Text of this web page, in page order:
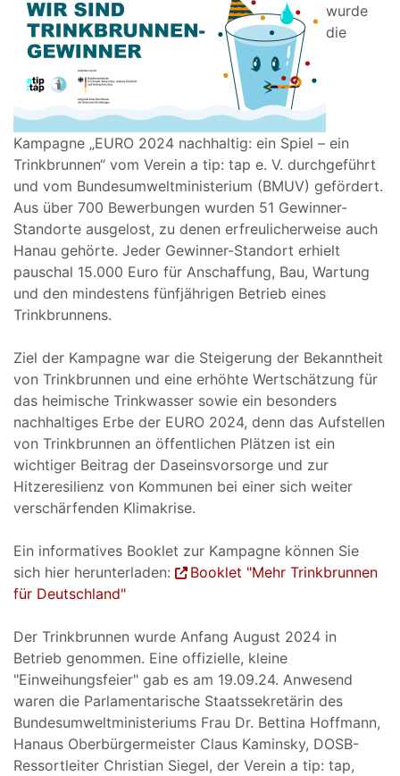
wurde
die
Kampagne „EURO 2024 nachhaltig: ein Spiel – ein
Trinkbrunnen“ vom Verein a tip: tap e. V. durchgeführt
und vom Bundesumweltministerium (BMUV) gefördert.
Aus über 700 Bewerbungen wurden 51 Gewinner-
Standorte ausgelost, zu denen erfreulicherweise auch
Hanau gehörte. Jeder Gewinner-Standort erhielt
pauschal 15.000 Euro für Anschaffung, Bau, Wartung
und den mindestens fünfjährigen Betrieb eines
Trinkbrunnens.
Ziel der Kampagne war die Steigerung der Bekanntheit
von Trinkbrunnen und eine erhöhte Wertschätzung für
das heimische Trinkwasser sowie ein besonders
nachhaltiges Erbe der EURO 2024, denn das Aufstellen
von Trinkbrunnen an öffentlichen Plätzen ist ein
wichtiger Beitrag der Daseinsvorsorge und zur
Hitzeresilienz von Kommunen bei einer sich weiter
verschärfenden Klimakrise.
Ein informatives Booklet zur Kampagne können Sie
sich hier herunterladen:
Booklet "Mehr Trinkbrunnen
für Deutschland"
Der Trinkbrunnen wurde Anfang August 2024 in
Betrieb genommen. Eine offizielle, kleine
"Einweihungsfeier" gab es am 19.09.24. Anwesend
waren die Parlamentarische Staatssekretärin des
Bundesumweltministeriums Frau Dr. Bettina Hoffmann,
Hanaus Oberbürgermeister Claus Kaminsky, DOSB-
Ressortleiter Christian Siegel, der Verein a tip: tap,